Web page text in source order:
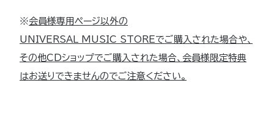
※会員様専用ページ以外の
UNIVERSAL MUSIC STOREでご購入された場合や、
その他CDショップでご購入された場合、会員様限定特典
はお送りできませんのでご注意ください。